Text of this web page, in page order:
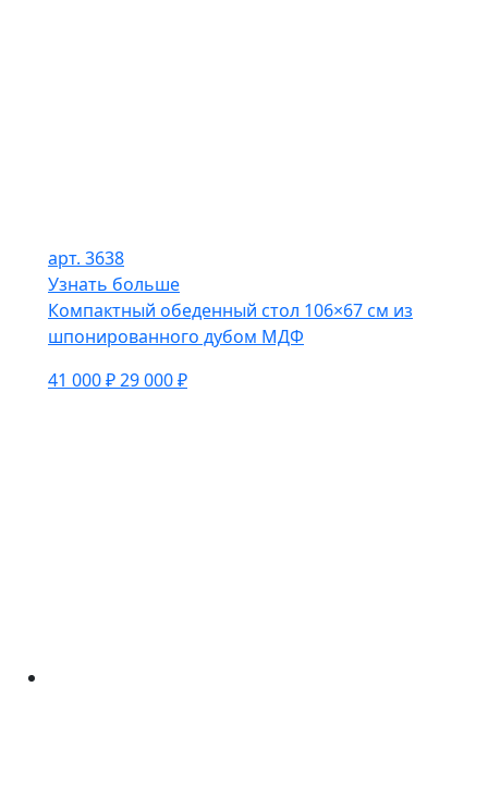
арт. 3638
Узнать больше
Компактный обеденный стол 106×67 см из
шпонированного дубом МДФ
41 000 ₽29 000 ₽